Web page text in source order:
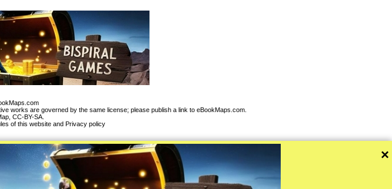
works are governed by the same license; please publish a link to eBookMaps.com.
, CC-BY-SA.
of this website and Privacy policy
×